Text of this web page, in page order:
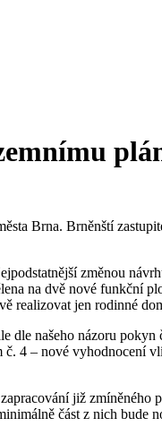
Brna. Brněnští
změnou
na dvě nové funkční
realizovat jen rodinné
našeho názoru
4 – nové vyhodnocení
již
část z nich bude